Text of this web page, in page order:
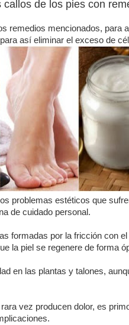
callos de los pies con
remedios mencionados, para
así eliminar el exceso de
problemas estéticos que
de cuidado personal.
formadas por la fricción con
la piel se regenere de forma
en las plantas y talones,
vez producen dolor, es